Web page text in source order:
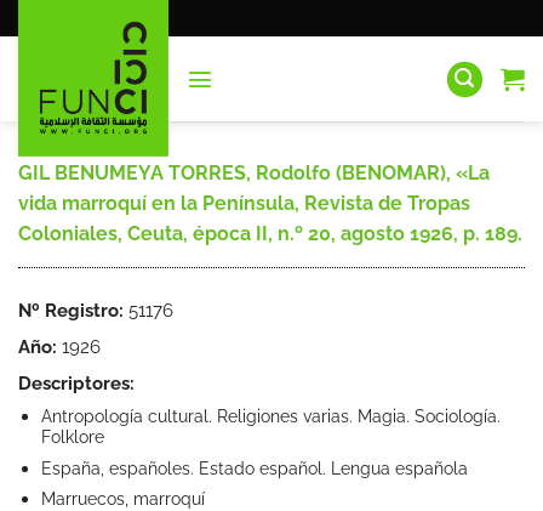
al
GIL BENUMEYA TORRES, Rodolfo (BENOMAR), «La
vida marroquí en la Península, Revista de Tropas
Coloniales, Ceuta, época II, n.º 20, agosto 1926, p. 189.
Nº Registro: 51176
Año: 1926
Descriptores:
Antropología cultural. Religiones varias. Magia. Sociología.
Folklore
España, españoles. Estado español. Lengua española
Marruecos, marroquí